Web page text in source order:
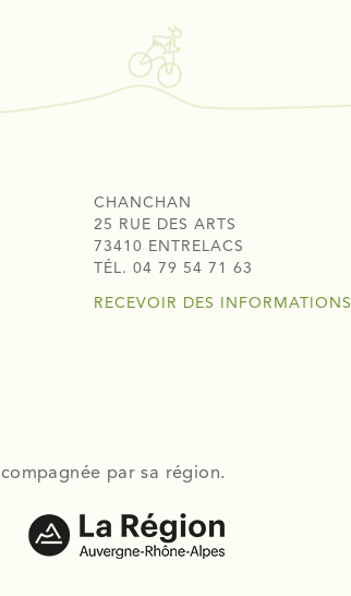
CHANCHAN
25 RUE DES ARTS
73410 ENTRELACS
TÉL. 04 79 54 71 63
RECEVOIR DES INFORMATIONS
par sa région.